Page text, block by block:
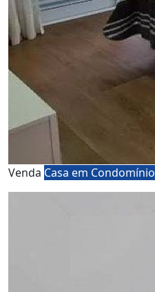
Venda Casa em Condomínio